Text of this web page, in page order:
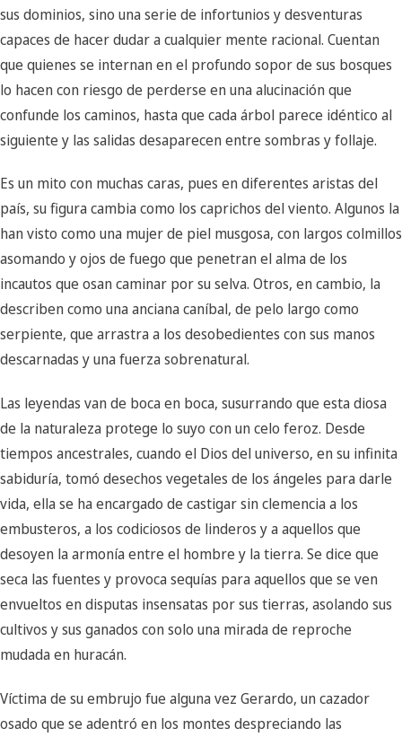
sus dominios, sino una serie de infortunios y desventuras
capaces de hacer dudar a cualquier mente racional. Cuentan
que quienes se internan en el profundo sopor de sus bosques
lo hacen con riesgo de perderse en una alucinación que
confunde los caminos, hasta que cada árbol parece idéntico al
siguiente y las salidas desaparecen entre sombras y follaje.
Es un mito con muchas caras, pues en diferentes aristas del
país, su figura cambia como los caprichos del viento. Algunos la
han visto como una mujer de piel musgosa, con largos colmillos
asomando y ojos de fuego que penetran el alma de los
incautos que osan caminar por su selva. Otros, en cambio, la
describen como una anciana caníbal, de pelo largo como
serpiente, que arrastra a los desobedientes con sus manos
descarnadas y una fuerza sobrenatural.
Las leyendas van de boca en boca, susurrando que esta diosa
de la naturaleza protege lo suyo con un celo feroz. Desde
tiempos ancestrales, cuando el Dios del universo, en su infinita
sabiduría, tomó desechos vegetales de los ángeles para darle
vida, ella se ha encargado de castigar sin clemencia a los
embusteros, a los codiciosos de linderos y a aquellos que
desoyen la armonía entre el hombre y la tierra. Se dice que
seca las fuentes y provoca sequías para aquellos que se ven
envueltos en disputas insensatas por sus tierras, asolando sus
cultivos y sus ganados con solo una mirada de reproche
mudada en huracán.
Víctima de su embrujo fue alguna vez Gerardo, un cazador
osado que se adentró en los montes despreciando las